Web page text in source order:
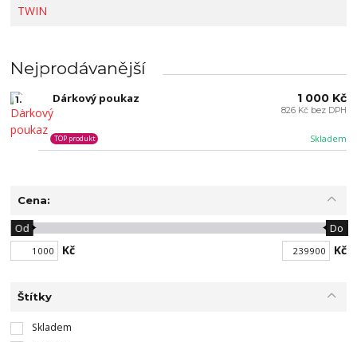
Nejprodávanější
1. Dárkový poukaz
Skladem
TOP produkt
1 000 Kč
826 Kč bez DPH
Cena:
Kč
Od Do
Kč
Štítky
Skladem